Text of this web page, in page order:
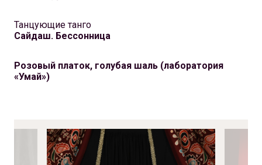
Танцующие танго
Сайдаш. Бессонница
Розовый платок, голубая шаль (лаборатория
«Умай»)